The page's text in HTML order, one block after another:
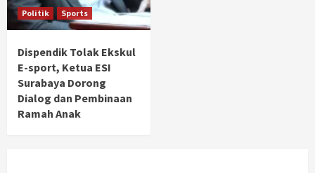
Politik Sports
Dispendik Tolak Ekskul
E-sport, Ketua ESI
Surabaya Dorong
Dialog dan Pembinaan
Ramah Anak